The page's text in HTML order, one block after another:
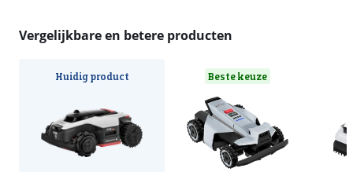
Vergelijkbare en betere producten
Huidig product Beste keuze